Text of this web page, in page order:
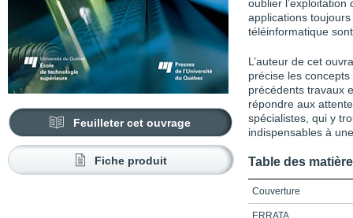
Feuilleter cet ouvrage
Fiche produit
oublier
applications
téléinformatique
L’auteur de cet
précise les
précédents travaux
répondre aux
spécialistes, qui y
indispensables à
Table des
Couverture
ERRATA